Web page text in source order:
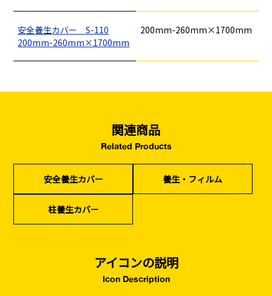
カタログダウンロード
コンクリート
（型枠工事）
を設ける
（リサイクル）
安全養生カバー S-110
200mm-260mm×1700mm
200mm-260mm×1700mm
関連商品
Related Products
安全養生カバー 養生・フィルム
柱養生カバー
アイコンの説明
Icon Description